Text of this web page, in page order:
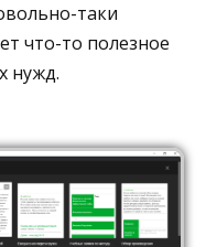
таки
что-то полезное
нужд.